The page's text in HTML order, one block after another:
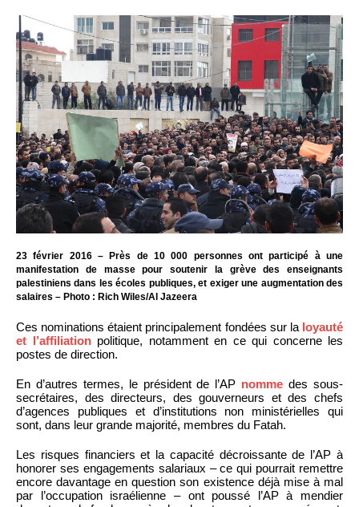
23 février 2016 – Près de 10 000 personnes ont participé à une
manifestation de masse pour soutenir la grève des enseignants
palestiniens dans les écoles publiques, et exiger une augmentation des
salaires – Photo : Rich Wiles/Al Jazeera
Ces nominations étaient principalement fondées sur la loyauté
et l’affiliationpolitique, notamment en ce qui concerne les
postes de direction.
En d’autres termes, le président de l’AP nomme des sous-
secrétaires, des directeurs, des gouverneurs et des chefs
d’agences publiques et d’institutions non ministérielles qui
sont, dans leur grande majorité, membres du Fatah.
Les risques financiers et la capacité décroissante de l’AP à
honorer ses engagements salariaux – ce qui pourrait remettre
encore davantage en question son existence déjà mise à mal
par l’occupation israélienne – ont poussé l’AP à mendier